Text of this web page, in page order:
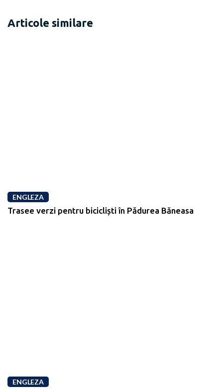
Articole similare
ENGLEZA
Trasee verzi pentru bicicliști în Pădurea Băneasa
ENGLEZA